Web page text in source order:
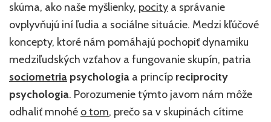
skúma, ako naše myšlienky, pocity a správanie
ovplyvňujú iní ľudia a sociálne situácie. Medzi kľúčové
koncepty, ktoré nám pomáhajú pochopiť dynamiku
medziľudských vzťahov a fungovanie skupín, patria
sociometria psychologia a princíp reciprocity
psychologia. Porozumenie týmto javom nám môže
odhaliť mnohé o tom, prečo sa v skupinách cítime